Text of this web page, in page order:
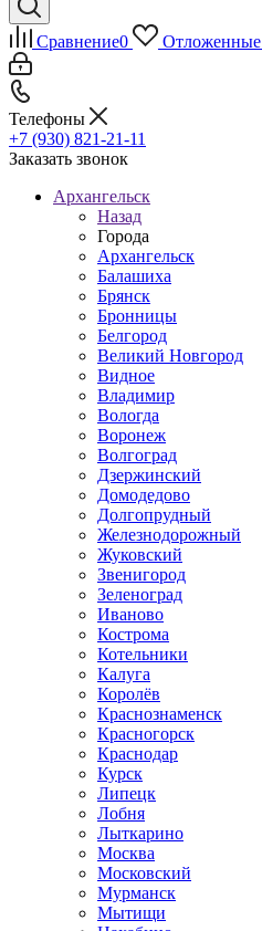
Сравнение0 Отложенные
Телефоны
+7 (930) 821-21-11
Заказать звонок
Архангельск
Назад
Города
Архангельск
Балашиха
Брянск
Бронницы
Белгород
Великий Новгород
Видное
Владимир
Вологда
Воронеж
Волгоград
Дзержинский
Домодедово
Долгопрудный
Железнодорожный
Жуковский
Звенигород
Зеленоград
Иваново
Кострома
Котельники
Калуга
Королёв
Краснознаменск
Красногорск
Краснодар
Курск
Липецк
Лобня
Лыткарино
Москва
Московский
Мурманск
Мытищи